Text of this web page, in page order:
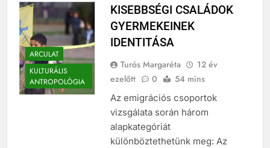
ARCULAT
KULTURÁLIS
ANTROPOLÓGIA
KISEBBSÉGI CSALÁDOK
GYERMEKEINEK
IDENTITÁSA
Turós Margaréta
12 év
ezelőtt
0 54 mins
Az emigrációs csoportok
vizsgálata során három
alapkategóriát
különböztethetünk meg: Az